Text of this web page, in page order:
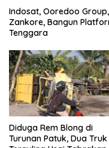
Indosat, Ooredoo
Zankore, Bangun
Tenggara
Diduga Rem Blong di
Turunan Patuk, Dua Truk